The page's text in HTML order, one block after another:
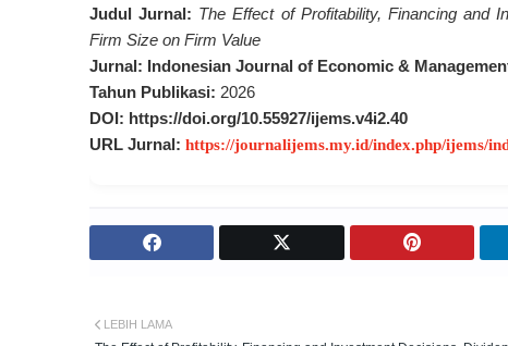
Judul Jurnal: The Effect of Profitability, Financing and
Firm Size on Firm Value
Jurnal: Indonesian Journal of Economic &
Tahun Publikasi: 2026
DOI: https://doi.org/10.55927/ijems.v4i2.40
URL Jurnal: https://journalijems.my.id/index.php/ijems/
LEBIH LAMA